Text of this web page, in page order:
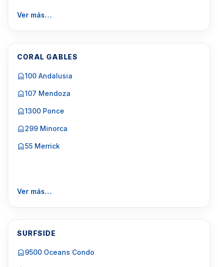
Ver más…
CORAL GABLES
100 Andalusia
107 Mendoza
1300 Ponce
299 Minorca
55 Merrick
Ver más…
SURFSIDE
9500 Oceans Condo